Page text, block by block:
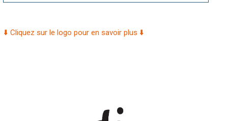
⬇️ Cliquez sur le logo pour en savoir plus ⬇️